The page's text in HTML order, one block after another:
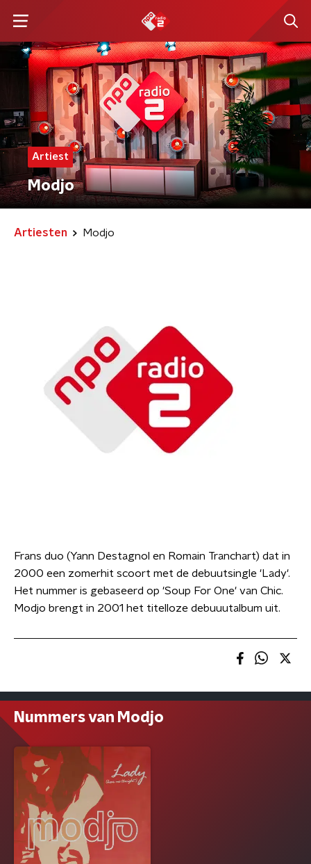
Artiest
Modjo
Artiesten Modjo
Frans duo (Yann Destagnol en Romain Tranchart) dat in
2000 een zomerhit scoort met de debuutsingle 'Lady'.
Het nummer is gebaseerd op 'Soup For One' van Chic.
Modjo brengt in 2001 het titelloze debuuutalbum uit.
Nummers van Modjo